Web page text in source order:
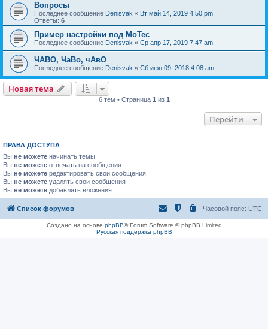
Вопросы
Последнее сообщение Denisvak « Вт май 14, 2019 4:50 pm
Ответы: 6
Пример настройки под MoTec
Последнее сообщение Denisvak « Ср апр 17, 2019 7:47 am
ЧАВО, ЧаВо, чАвО
Последнее сообщение Denisvak « Сб июн 09, 2018 4:08 am
Новая тема
6 тем • Страница 1 из 1
Перейти
ПРАВА ДОСТУПА
Вы не можете начинать темы
Вы не можете отвечать на сообщения
Вы не можете редактировать свои сообщения
Вы не можете удалять свои сообщения
Вы не можете добавлять вложения
Список форумов Часовой пояс: UTC
Создано на основе phpBB® Forum Software © phpBB Limited
Русская поддержка phpBB